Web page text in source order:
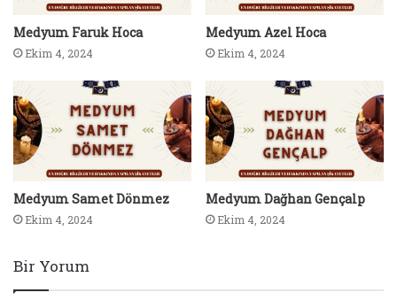
Medyum Faruk Hoca
Ekim 4, 2024
Medyum Azel Hoca
Ekim 4, 2024
Medyum Samet Dönmez
Ekim 4, 2024
Medyum Dağhan Gençalp
Ekim 4, 2024
Bir Yorum